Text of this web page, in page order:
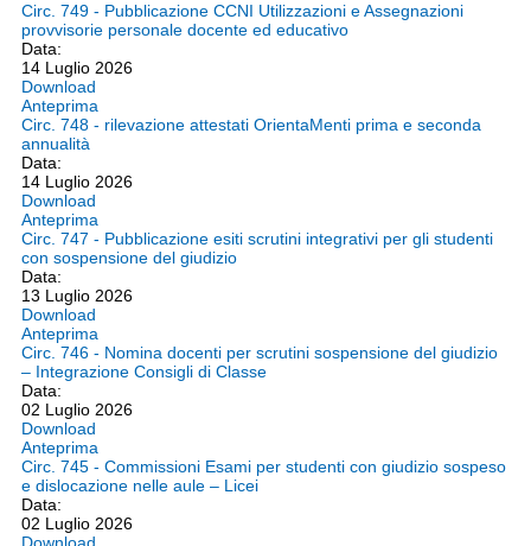
Circ. 749 - Pubblicazione CCNI Utilizzazioni e Assegnazioni
provvisorie personale docente ed educativo
Data:
14 Luglio 2026
Download
Anteprima
Circ. 748 - rilevazione attestati OrientaMenti prima e seconda
annualità
Data:
14 Luglio 2026
Download
Anteprima
Circ. 747 - Pubblicazione esiti scrutini integrativi per gli studenti
con sospensione del giudizio
Data:
13 Luglio 2026
Download
Anteprima
Circ. 746 - Nomina docenti per scrutini sospensione del giudizio
– Integrazione Consigli di Classe
Data:
02 Luglio 2026
Download
Anteprima
Circ. 745 - Commissioni Esami per studenti con giudizio sospeso
e dislocazione nelle aule – Licei
Data:
02 Luglio 2026